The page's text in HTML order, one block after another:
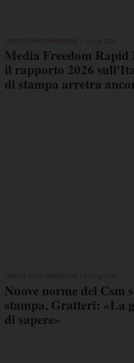
LIBERTÀ DI INFORMAZIONE
Media Freedom Rapid
il rapporto 2026
di stampa arretra
LIBERTÀ DI INFORMAZIONE
Nuove norme del Csm
stampa, Gratteri: «La
di sapere»